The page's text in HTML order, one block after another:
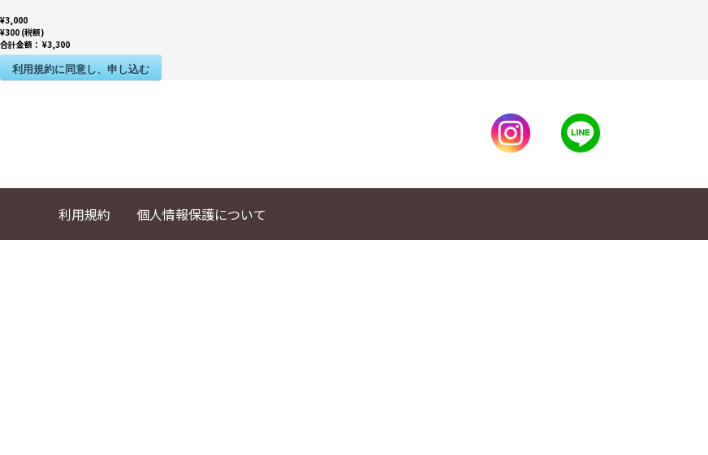
¥3,000
¥300 (税額)
合計金額： ¥3,300
利用規約に同意し、申し込む
利用規約 個人情報保護について